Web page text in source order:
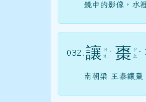
鏡中的影像，水
032. 讓 ㄖ
ㄤ ˋ 棗 ㄗ
ㄠ ˇ
南朝梁 王泰讓棗